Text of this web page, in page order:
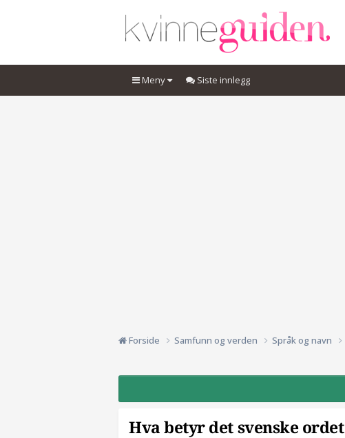
Meny Siste innlegg
Forside Samfunn og verden Språk og navn
Hva betyr det svenske ordet